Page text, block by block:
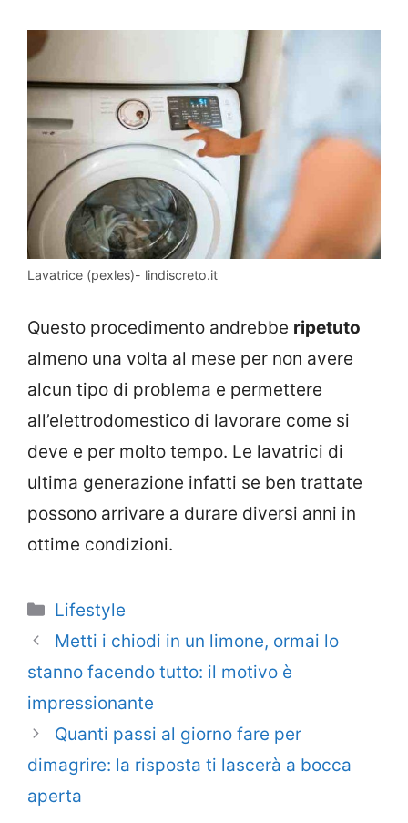
Lavatrice (pexles)- lindiscreto.it
Questo procedimento andrebbe ripetuto
almeno una volta al mese per non avere
alcun tipo di problema e permettere
all’elettrodomestico di lavorare come si
deve e per molto tempo. Le lavatrici di
ultima generazione infatti se ben trattate
possono arrivare a durare diversi anni in
ottime condizioni.
Categorie
Lifestyle
Metti i chiodi in un limone, ormai lo
stanno facendo tutto: il motivo è
impressionante
Quanti passi al giorno fare per
dimagrire: la risposta ti lascerà a bocca
aperta